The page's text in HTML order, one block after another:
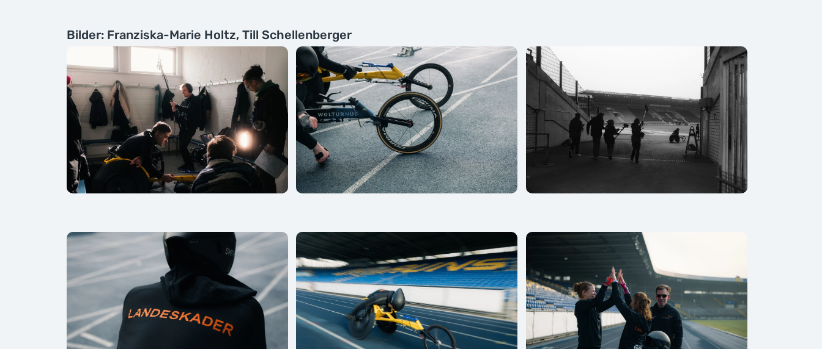
Bilder: Franziska-Marie Holtz, Till Schellenberger